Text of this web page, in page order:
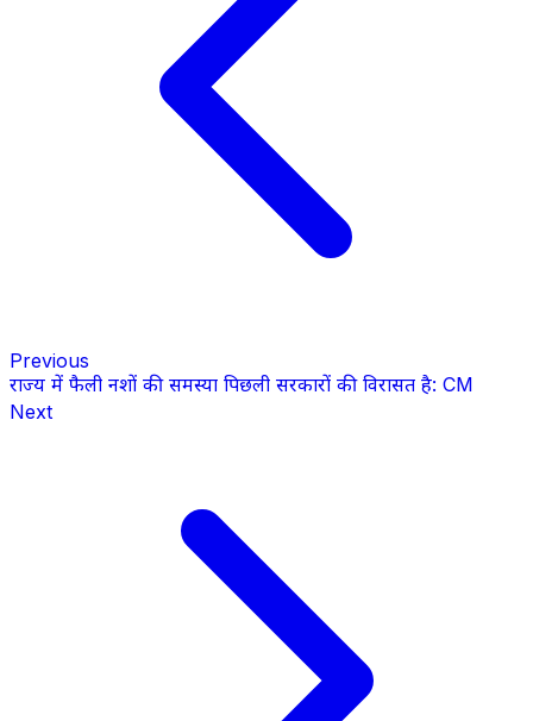
Previous
राज्य में फैली नशों की समस्या पिछली सरकारों की विरासत है: CM
Next